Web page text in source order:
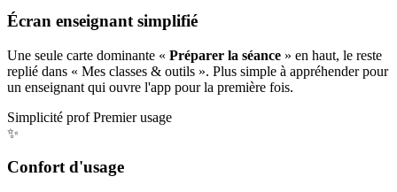
Écran enseignant simplifié
Une seule carte dominante « Préparer la séance » en haut, le reste
replié dans « Mes classes & outils ». Plus simple à appréhender pour
un enseignant qui ouvre l'app pour la première fois.
Simplicité prof Premier usage
✨
Confort d'usage